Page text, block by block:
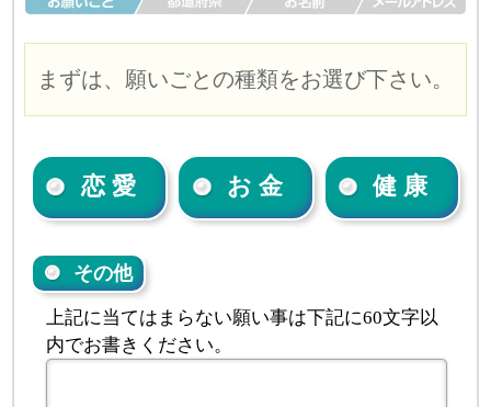
まずは、願いごとの種類をお選び下さい。
恋 愛 お 金 健 康
その他
上記に当てはまらない願い事は下記に60文字以
内でお書きください。